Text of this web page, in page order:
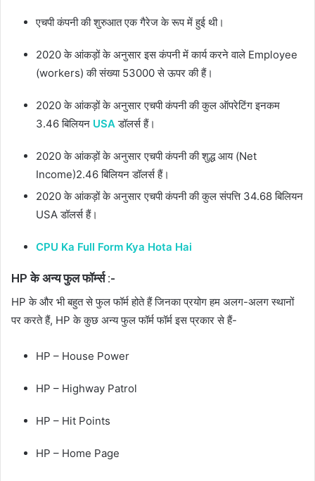
एचपी कंपनी की शुरुआत एक गैरेज के रूप में हुई थी।
2020 के आंकड़ों के अनुसार इस कंपनी में कार्य करने वाले Employee
(workers) की संख्या 53000 से ऊपर की हैं।
2020 के आंकड़ों के अनुसार एचपी कंपनी की कुल ऑपरेटिंग इनकम
3.46 बिलियन USAडॉलर्स हैं।
2020 के आंकड़ों के अनुसार एचपी कंपनी की शुद्ध आय (Net
Income)2.46 बिलियन डॉलर्स हैं।
2020 के आंकड़ों के अनुसार एचपी कंपनी की कुल संपत्ति 34.68 बिलियन
USA डॉलर्स हैं।
CPU Ka Full Form Kya Hota Hai
HP के अन्य फुल फॉर्म्स :-
HP के और भी बहुत से फुल फॉर्म होते हैं जिनका प्रयोग हम अलग-अलग स्थानों
पर करते हैं, HP के कुछ अन्य फुल फॉर्म फॉर्म इस प्रकार से हैं-
HP – House Power
HP – Highway Patrol
HP – Hit Points
HP – Home Page